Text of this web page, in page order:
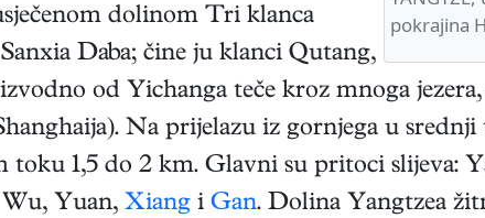
pokrajina
dolinom Tri klanca
Daba; čine ju klanci Qutang,
od Yichanga teče kroz mnoga
Na prijelazu iz gornjega u
toku 1,5 do 2 km. Glavni su pritoci slijeva:
Wu, Yuan, Xiang i Gan. Dolina Yangtzea